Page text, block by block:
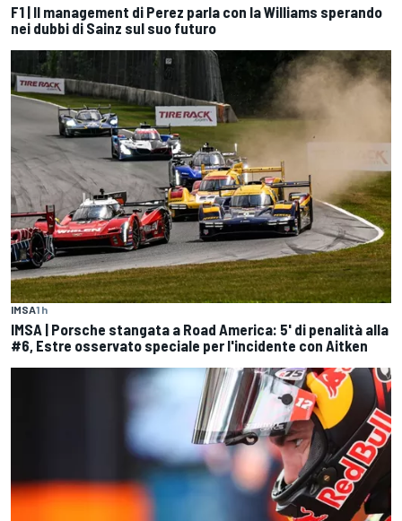
F1 | Il management di Perez parla con la Williams sperando
nei dubbi di Sainz sul suo futuro
IMSA1 h
IMSA | Porsche stangata a Road America: 5' di penalità alla
#6, Estre osservato speciale per l'incidente con Aitken